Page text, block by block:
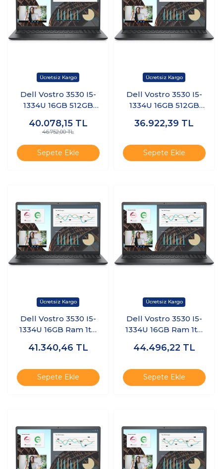
Dell Vostro 3530 I5-
1334U 16GB 512GB
N3409PVNB3530U
K19
40.078,15 TL
46.752,00 TL
Sepete Ekle
Dell Vostro 3530 I5-
1334U 16GB 512GB
Ubuntu Taşınabilir
N3409PVNB3530U
001
36.922,39 TL
Sepete Ekle
Dell Vostro 3530 I5-
1334U 16GB Ram 1tb
N3409PVNB3530U
41.340,46 TL
Sepete Ekle
Dell Vostro 3530 I5-
1334U 16GB Ram 1tb
Home
KT11
44.496,22 TL
Sepete Ekle